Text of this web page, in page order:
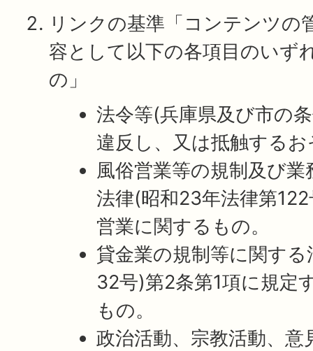
リンクの基準「コンテンツの
容として以下の各項目のいず
の」
法令等(兵庫県及び市の
違反し、又は抵触する
風俗営業等の規制及び
法律(昭和23年法律第
営業に関するもの。
貸金業の規制等に関す
32号)第2条第1項に規定
もの。
政治活動、宗教活動、意